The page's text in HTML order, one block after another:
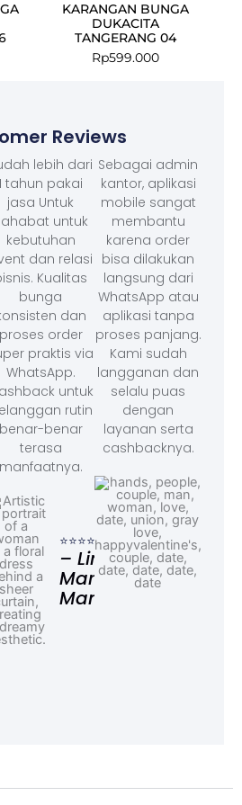
KARANGAN BUNGA
DUKACITA
TANGERANG 04
Rp599.000
Reviews
lebih dari
tahun pakai
jasa Untuk
untuk
kebutuhan
dan relasi
Kualitas
bunga
dan
proses order
praktis via
WhatsApp.
untuk
rutin
benar-benar
terasa
manfaatnya.
⭐⭐⭐⭐⭐
– Linda,
Marketing
Manager
Sebagai admin
kantor, aplikasi
mobile sangat
membantu
karena order
bisa dilakukan
langsung dari
WhatsApp atau
aplikasi tanpa
proses panjang.
Kami sudah
langganan dan
selalu puas
dengan
layanan serta
cashbacknya.